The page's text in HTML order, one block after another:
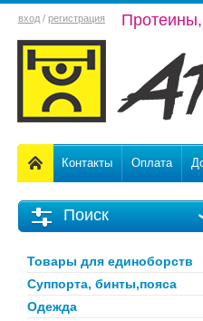
вход / регистрация
Контакты Оплата
Поиск
Товары для единоборств
Суппорта, бинты,пояса
Одежда